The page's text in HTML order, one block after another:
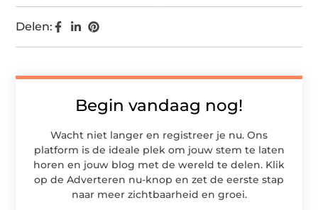
Begin vandaag nog!
Wacht niet langer en registreer je nu. Ons
platform is de ideale plek om jouw stem te laten
horen en jouw blog met de wereld te delen. Klik
op de Adverteren nu-knop en zet de eerste stap
naar meer zichtbaarheid en groei.
Delen: